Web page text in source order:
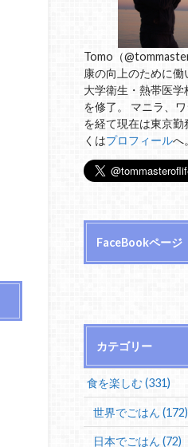
Tomo（
康の向上のために
大学衛生・熱帯医
を修了。 マニラ、
を経て現在は東京
くはプロフィールへ。
FaceBookページ
カテゴリー
食を楽しむ (331)
世界でごはん (172)
日本でごはん (72)